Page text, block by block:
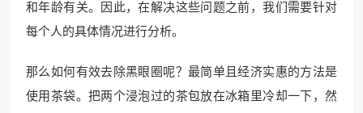
和年龄有关。因此，在解决这些问题之前，我们需要针对
每个人的具体情况进行分析。
那么如何有效去除黑眼圈呢？最简单且经济实惠的方法是
使用茶袋。把两个浸泡过的茶包放在冰箱里冷却一下，然